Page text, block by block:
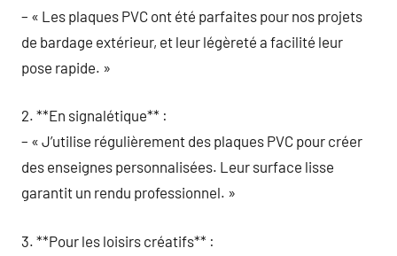
– « Les plaques PVC ont été parfaites pour nos projets
de bardage extérieur, et leur légèreté a facilité leur
pose rapide. »
2. **En signalétique** :
– « J’utilise régulièrement des plaques PVC pour créer
des enseignes personnalisées. Leur surface lisse
garantit un rendu professionnel. »
3. **Pour les loisirs créatifs** :